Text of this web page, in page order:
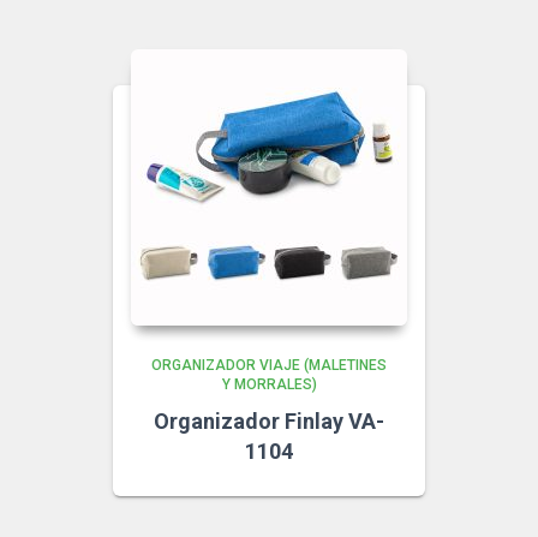
ORGANIZADOR VIAJE (MALETINES
Y MORRALES)
Organizador Finlay VA-
1104